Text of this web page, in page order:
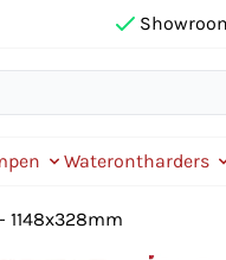
Waterontharders